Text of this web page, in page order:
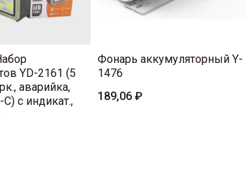
YD-2161 (5
аварийка,
с индикат.,
Фонарь аккумуляторный Y-
1476
189,06 ₽